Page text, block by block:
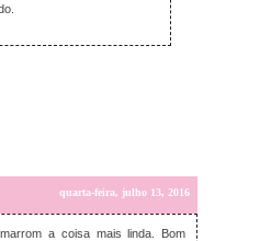
quarta-feira, julho 13, 2016
a coisa mais linda. Bom